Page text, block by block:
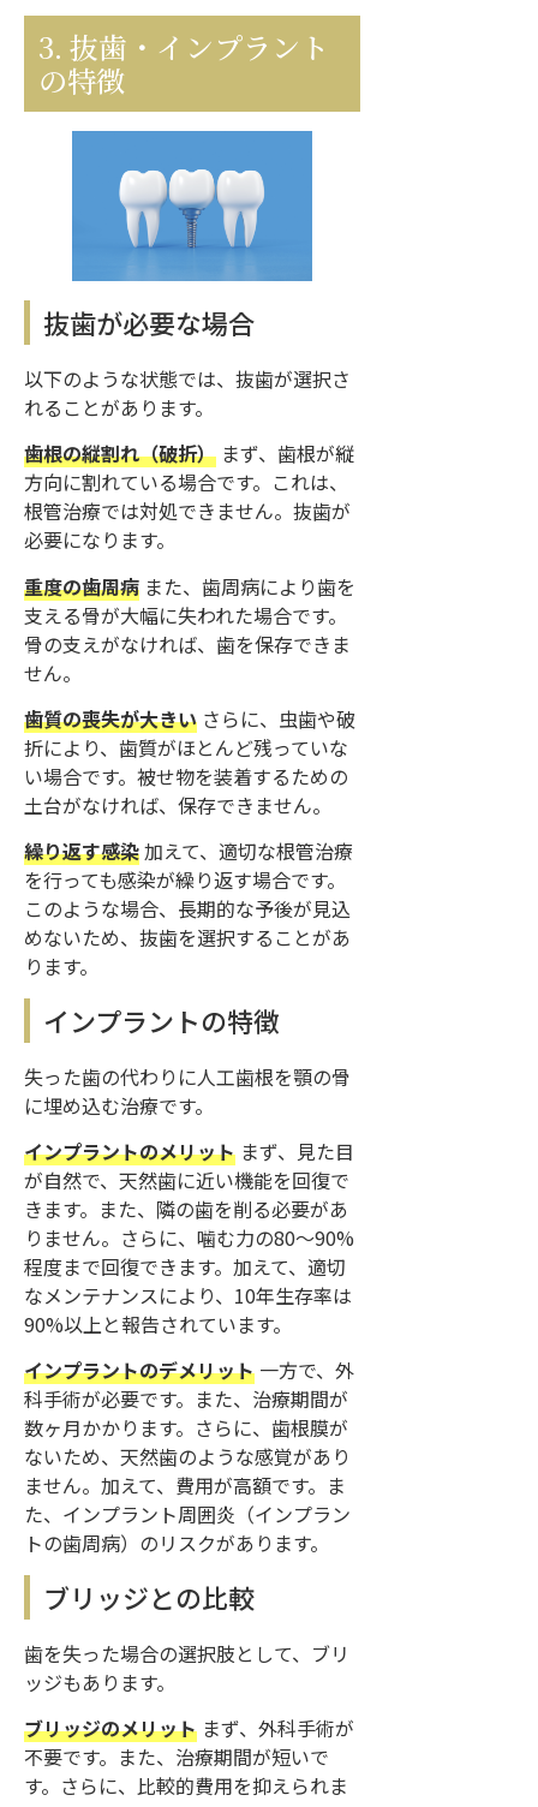
3. 抜歯・インプラント
の特徴
抜歯が必要な場合
以下のような状態では、抜歯が選択さ
れることがあります。
歯根の縦割れ（破折） まず、歯根が縦
方向に割れている場合です。これは、
根管治療では対処できません。抜歯が
必要になります。
重度の歯周病 また、歯周病により歯を
支える骨が大幅に失われた場合です。
骨の支えがなければ、歯を保存できま
せん。
歯質の喪失が大きい さらに、虫歯や破
折により、歯質がほとんど残っていな
い場合です。被せ物を装着するための
土台がなければ、保存できません。
繰り返す感染加えて、適切な根管治療
を行っても感染が繰り返す場合です。
このような場合、長期的な予後が見込
めないため、抜歯を選択することがあ
ります。
インプラントの特徴
失った歯の代わりに人工歯根を顎の骨
に埋め込む治療です。
インプラントのメリット まず、見た目
が自然で、天然歯に近い機能を回復で
きます。また、隣の歯を削る必要があ
りません。さらに、噛む力の80〜90%
程度まで回復できます。加えて、適切
なメンテナンスにより、10年生存率は
90%以上と報告されています。
インプラントのデメリット 一方で、外
科手術が必要です。また、治療期間が
数ヶ月かかります。さらに、歯根膜が
ないため、天然歯のような感覚があり
ません。加えて、費用が高額です。ま
た、インプラント周囲炎（インプラン
トの歯周病）のリスクがあります。
ブリッジとの比較
歯を失った場合の選択肢として、ブリ
ッジもあります。
ブリッジのメリット まず、外科手術が
不要です。また、治療期間が短いで
す。さらに、比較的費用を抑えられま